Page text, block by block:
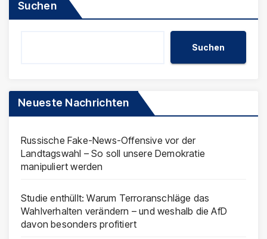
Suchen
Suchen
Neueste Nachrichten
Russische Fake-News-Offensive vor der
Landtagswahl – So soll unsere Demokratie
manipuliert werden
Studie enthüllt: Warum Terroranschläge das
Wahlverhalten verändern – und weshalb die AfD
davon besonders profitiert